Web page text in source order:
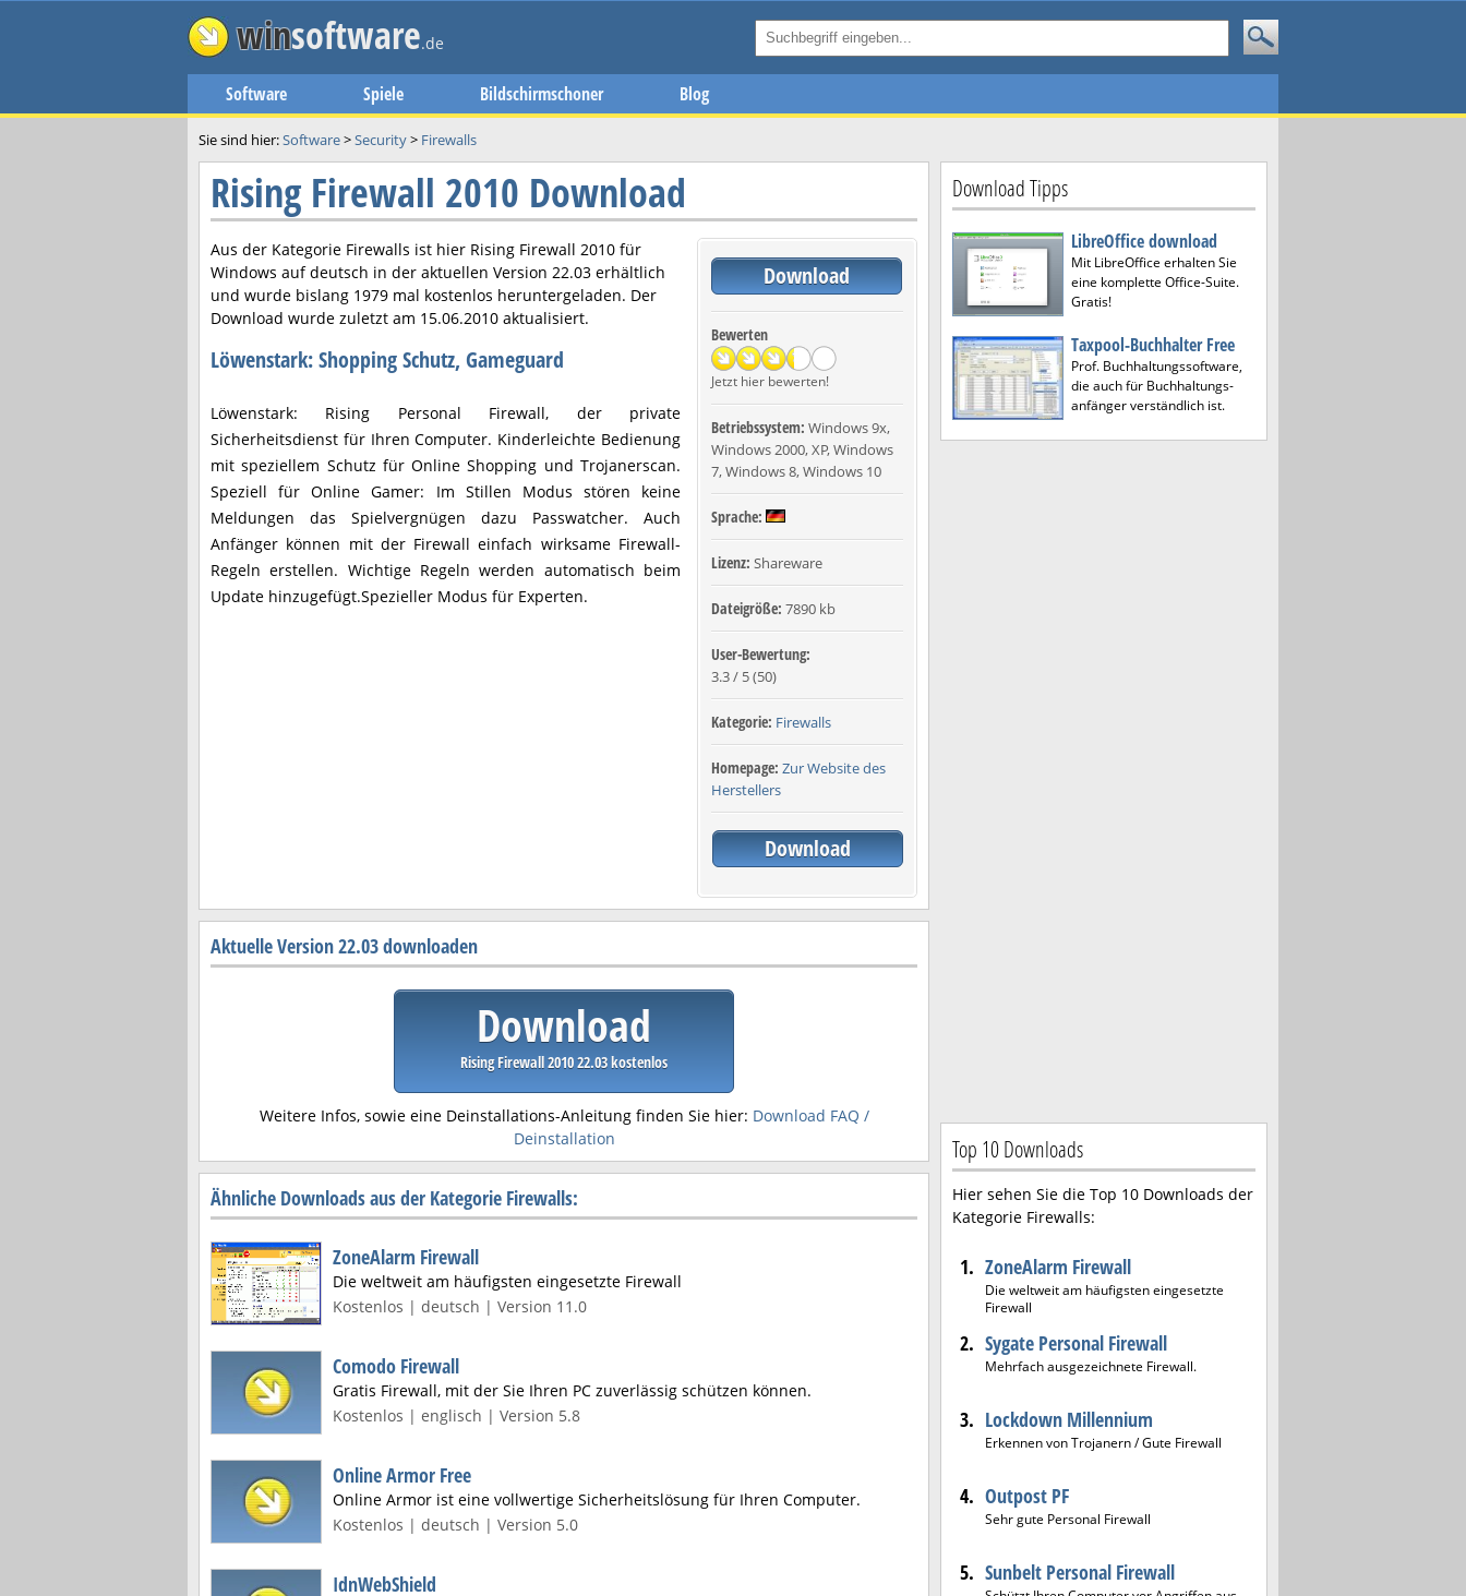
winsoftware.de
Software Spiele Bildschirmschoner Blog
Sie sind hier:Software>Security> Firewalls
Rising Firewall 2010 Download
Aus der Kategorie Firewalls ist hier Rising Firewall 2010 für
Windows auf deutsch in der aktuellen Version 22.03 erhältlich
und wurde bislang 1979 mal kostenlos heruntergeladen. Der
Download wurde zuletzt am 15.06.2010 aktualisiert.
Download
Bewerten
Jetzt hier bewerten!
Betriebssystem: Windows 9x,
Windows 2000, XP, Windows
7, Windows 8, Windows 10
Sprache:
Lizenz: Shareware
Dateigröße: 7890 kb
User-Bewertung:
3.3/ 5(50)
Kategorie: Firewalls
Homepage: Zur Website des
Herstellers
Download
Löwenstark: Shopping Schutz, Gameguard
Löwenstark: Rising Personal Firewall, der private
Sicherheitsdienst für Ihren Computer. Kinderleichte Bedienung
mit speziellem Schutz für Online Shopping und Trojanerscan.
Speziell für Online Gamer: Im Stillen Modus stören keine
Meldungen das Spielvergnügen dazu Passwatcher. Auch
Anfänger können mit der Firewall einfach wirksame Firewall-
Regeln erstellen. Wichtige Regeln werden automatisch beim
Update hinzugefügt.Spezieller Modus für Experten.
Aktuelle Version 22.03 downloaden
Download
Rising Firewall 2010 22.03 kostenlos
Weitere Infos, sowie eine Deinstallations-Anleitung finden Sie hier: Download FAQ /
Deinstallation
Ähnliche Downloads aus der Kategorie Firewalls:
ZoneAlarm Firewall
Die weltweit am häufigsten eingesetzte Firewall
Kostenlos | deutsch | Version 11.0
Comodo Firewall
Gratis Firewall, mit der Sie Ihren PC zuverlässig schützen können.
Kostenlos | englisch | Version 5.8
Online Armor Free
Online Armor ist eine vollwertige Sicherheitslösung für Ihren Computer.
Kostenlos | deutsch | Version 5.0
IdnWebShield
Download Tipps
LibreOffice download
Mit LibreOffice erhalten Sie
eine komplette Office-Suite.
Gratis!
Taxpool-Buchhalter Free
Prof. Buchhaltungssoftware,
die auch für Buchhaltungs-
anfänger verständlich ist.
Top 10 Downloads
Hier sehen Sie die Top 10 Downloads der
Kategorie Firewalls:
1. ZoneAlarm Firewall
Die weltweit am häufigsten eingesetzte
Firewall
2. Sygate Personal Firewall
Mehrfach ausgezeichnete Firewall.
3. Lockdown Millennium
Erkennen von Trojanern / Gute Firewall
4. Outpost PF
Sehr gute Personal Firewall
5. Sunbelt Personal Firewall